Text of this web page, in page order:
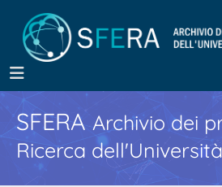
SFERA Archivio dei
Ricerca